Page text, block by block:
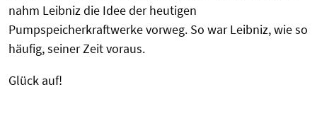
nahm Leibniz die Idee der heutigen
Pumpspeicherkraftwerke vorweg. So war Leibniz, wie so
häufig, seiner Zeit voraus.
Glück auf!